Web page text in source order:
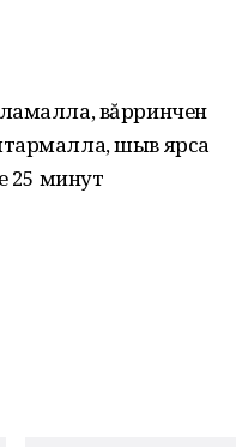
вăрринчен
шыв ярса
25 минут